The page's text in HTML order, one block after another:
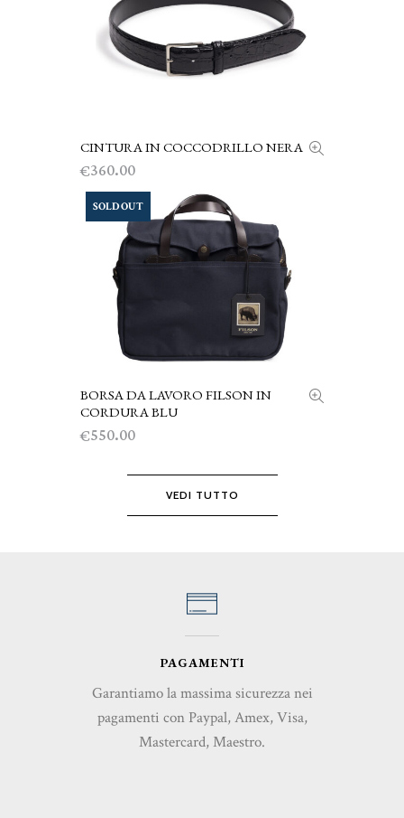
SCEGLI
CINTURA IN COCCODRILLO NERA
€360.00
SOLD OUT
SCEGLI
BORSA DA LAVORO FILSON IN
CORDURA BLU
€550.00
VEDI TUTTO
PAGAMENTI
Garantiamo la massima sicurezza nei
pagamenti con Paypal, Amex, Visa,
Mastercard, Maestro.